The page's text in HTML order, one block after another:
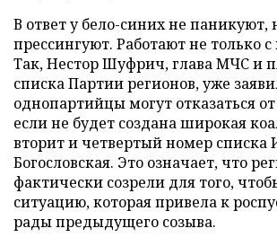
В ответ у бело-синих не паникуют,
прессингуют. Работают не только
Так, Нестор Шуфрич, глава МЧС и
списка Партии регионов, уже
однопартийцы могут отказаться
если не будет создана широкая
вторит и четвертый номер списка
Богословская. Это означает, что
фактически созрели для того,
ситуацию, которая привела к
рады предыдущего созыва.